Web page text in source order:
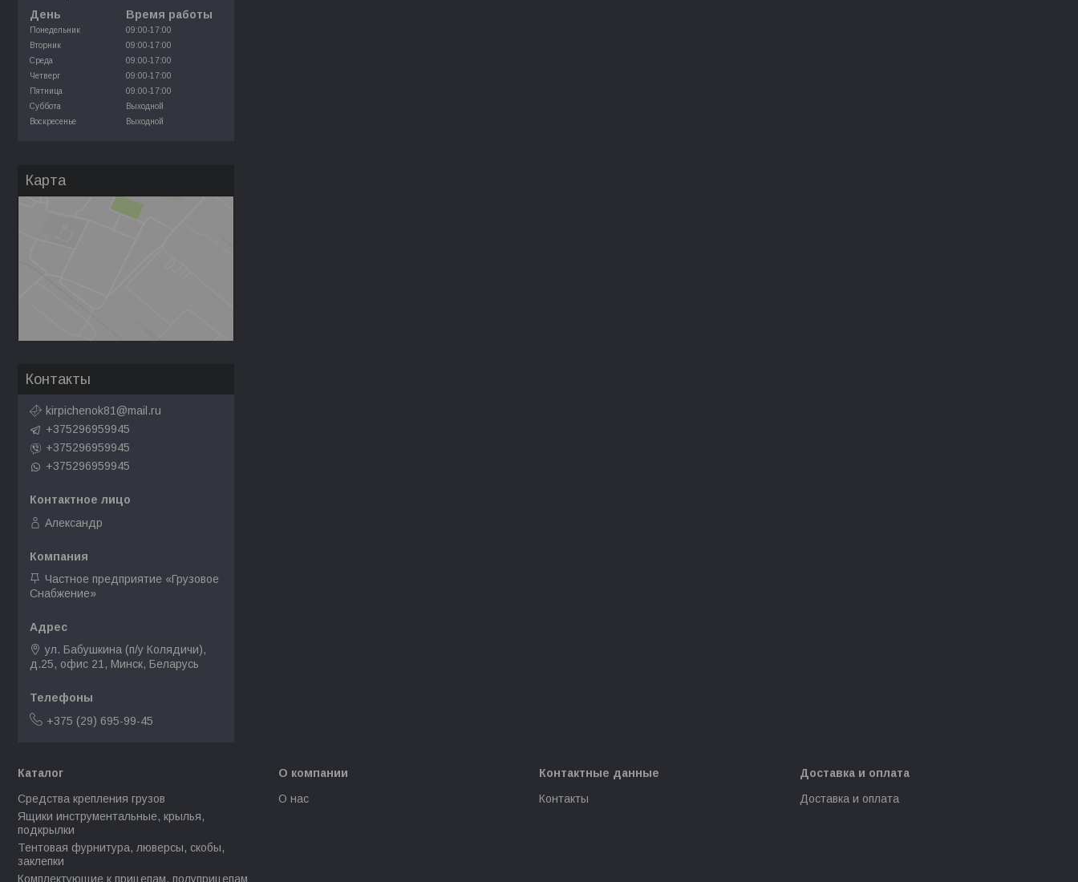
День
Время работы
Понедельник
09:00-17:00
Вторник
09:00-17:00
Среда
09:00-17:00
Четверг
09:00-17:00
Пятница
09:00-17:00
Суббота
Выходной
Воскресенье
Выходной
Карта
Контакты
kirpichenok81@mail.ru
+375296959945
+375296959945
+375296959945
Александр
Частное предприятие «Грузовое
Снабжение»
ул. Бабушкина (п/у Колядичи),
д.25, офис 21, Минск, Беларусь
+375 (29) 695-99-45
Каталог
Средства крепления грузов
Ящики инструментальные, крылья,
подкрылки
Тентовая фурнитура, люверсы, скобы,
заклепки
Комплектующие к прицепам, полуприцепам
О компании
О нас
Контактные данные
Контакты
Доставка и оплата
Доставка и оплата